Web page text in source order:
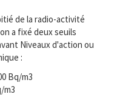
de la radio-activité
a fixé deux seuils
Niveaux d'action ou
:
Bq/m3
m3